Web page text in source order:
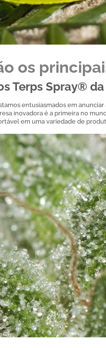
os
Terps Spray®
entusiasmados em
inovadora é a primeira no
em uma variedade de